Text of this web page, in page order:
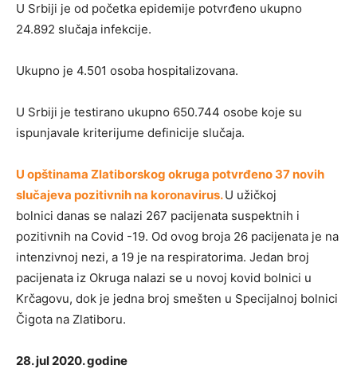
U Srbiji je od početka epidemije potvrđeno ukupno
24.892 slučaja infekcije.
Ukupno je 4.501 osoba hospitalizovana.
U Srbiji je testirano ukupno 650.744 osobe koje su
ispunjavale kriterijume definicije slučaja.
U opštinama Zlatiborskog okruga potvrđeno 37 novih
slučajeva pozitivnih na koronavirus. U užičkoj
bolnici danas se nalazi 267 pacijenata suspektnih i
pozitivnih na Covid -19. Od ovog broja 26 pacijenata je na
intenzivnoj nezi, a 19 je na respiratorima. Jedan broj
pacijenata iz Okruga nalazi se u novoj kovid bolnici u
Krčagovu, dok je jedna broj smešten u Specijalnoj bolnici
Čigota na Zlatiboru.
28. jul 2020. godine